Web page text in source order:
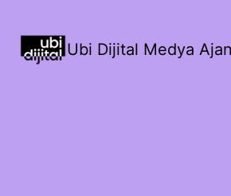
Ubi Dijital Medya